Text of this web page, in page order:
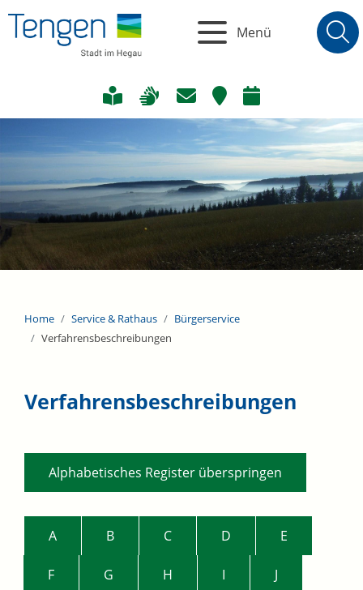
Menü
Home Service & Rathaus
Bürgerservice
Verfahrensbeschreibungen
Verfahrensbeschreibungen
Alphabetisches Register überspringen
A B C D E
F G H I J